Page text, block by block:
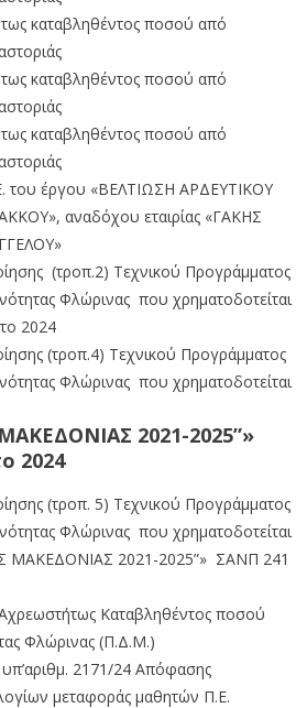
καταβληθέντος ποσού από
καταβληθέντος ποσού από
καταβληθέντος ποσού από
του έργου «ΒΕΛΤΙΩΣΗ ΑΡΔΕΥΤΙΚΟΥ
αναδόχου εταιρίας «ΓΑΚΗΣ
(τροπ.2) Τεχνικού Προγράμματος
Φλώρινας που χρηματοδοτείται
2024
(τροπ.4) Τεχνικού Προγράμματος
Φλώρινας που χρηματοδοτείται
2021-2025”»
2024
(τροπ. 5) Τεχνικού Προγράμματος
Φλώρινας που χρηματοδοτείται
ΜΑΚΕΔΟΝΙΑΣ 2021-2025”» ΣΑΝΠ 241
Καταβληθέντος ποσού
Φλώρινας (Π.Δ.Μ.)
2171/24 Απόφασης
μεταφοράς μαθητών Π.Ε.